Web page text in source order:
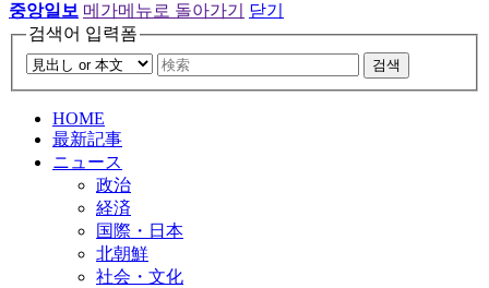
중앙일보 메가메뉴로 돌아가기
닫기
검색어 입력폼
검색
HOME
最新記事
ニュース
政治
経済
国際・日本
北朝鮮
社会・文化